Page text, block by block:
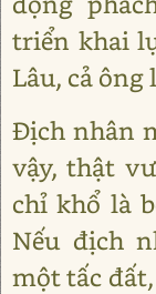
triển khai
Lâu, cả ông
Địch nhân
vậy, thật
chỉ khổ là
Nếu địch
một tấc